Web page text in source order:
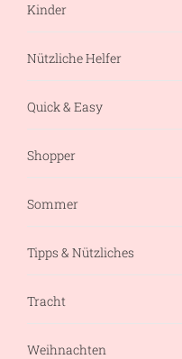
Kinder
Nützliche Helfer
Quick & Easy
Shopper
Sommer
Tipps & Nützliches
Tracht
Weihnachten